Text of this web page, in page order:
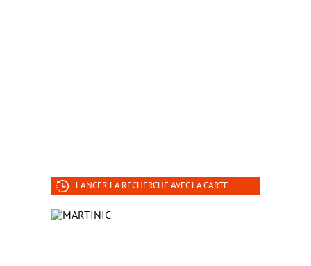
LANCER LA RECHERCHE AVEC LA CARTE